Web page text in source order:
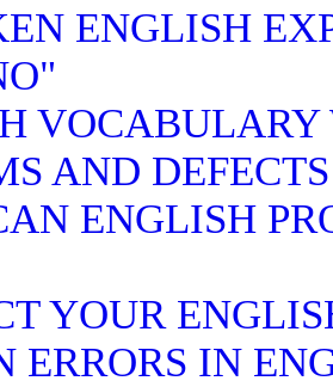
ENGLISH
AND DEFECTS
ENGLISH
YOUR
ERRORS IN